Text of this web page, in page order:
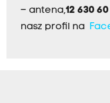
– antena,12 630
nasz profil na